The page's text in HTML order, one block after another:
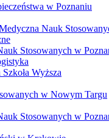
w Poznaniu
Nauk
Stosowanych w
Wyższa
w Nowym Targu
Stosowanych w